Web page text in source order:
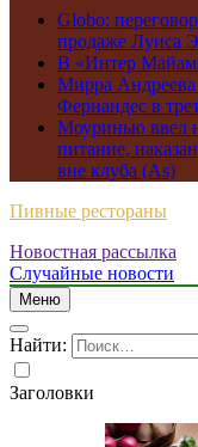
Globo:
продаже Луиса
В «Интер
Мирра Андреева
Фернандес в
Моуринью ввел
питание,
вне клуба (As)
Пивные рестораны
Новостная рассылка
Случайные новости
Меню
Найти:
Заголовки